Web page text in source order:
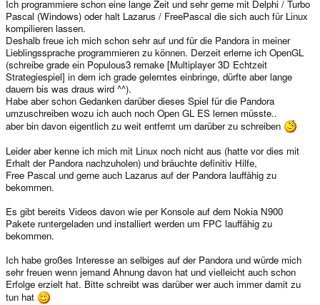
Ich programmiere schon eine lange Zeit und sehr gerne mit Delphi / Turbo
Pascal (Windows) oder halt Lazarus / FreePascal die sich auch für Linux
kompilieren lassen.
Deshalb freue ich mich schon sehr auf und für die Pandora in meiner
Lieblingssprache programmieren zu können. Derzeit erlerne ich OpenGL
(schreibe grade ein Populous3 remake [Multiplayer 3D Echtzeit
Strategiespiel] in dem ich grade gelerntes einbringe, dürfte aber lange
dauern bis was draus wird ^^).
Habe aber schon Gedanken darüber dieses Spiel für die Pandora
umzuschreiben wozu ich auch noch Open GL ES lernen müsste..
aber bin davon eigentlich zu weit entfernt um darüber zu schreiben
Leider aber kenne ich mich mit Linux noch nicht aus (hatte vor dies mit
Erhalt der Pandora nachzuholen) und bräuchte definitiv Hilfe,
Free Pascal und gerne auch Lazarus auf der Pandora lauffähig zu
bekommen.
Es gibt bereits Videos davon wie per Konsole auf dem Nokia N900
Pakete runtergeladen und installiert werden um FPC lauffähig zu
bekommen.
Ich habe großes Interesse an selbiges auf der Pandora und würde mich
sehr freuen wenn jemand Ahnung davon hat und vielleicht auch schon
Erfolge erzielt hat. Bitte schreibt was darüber wer auch immer damit zu
tun hat